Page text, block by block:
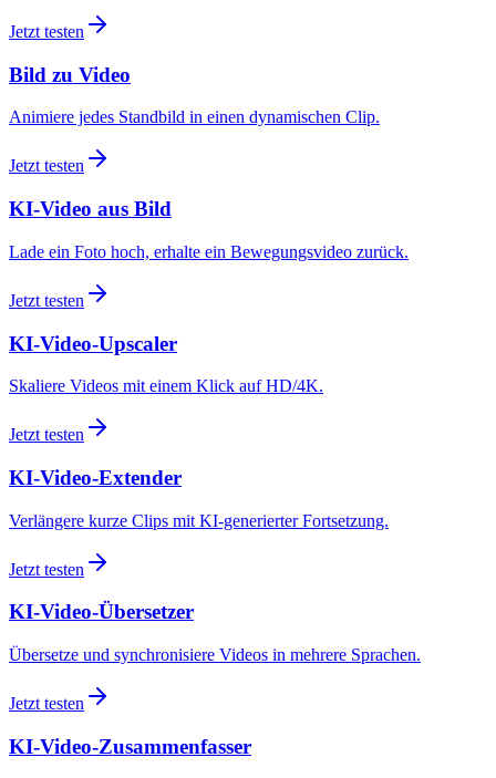
Jetzt testen
Bild zu Video
Animiere jedes Standbild in einen dynamischen Clip.
Jetzt testen
KI-Video aus Bild
Lade ein Foto hoch, erhalte ein Bewegungsvideo zurück.
Jetzt testen
KI-Video-Upscaler
Skaliere Videos mit einem Klick auf HD/4K.
Jetzt testen
KI-Video-Extender
Verlängere kurze Clips mit KI-generierter Fortsetzung.
Jetzt testen
KI-Video-Übersetzer
Übersetze und synchronisiere Videos in mehrere Sprachen.
Jetzt testen
KI-Video-Zusammenfasser